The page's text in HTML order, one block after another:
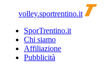
volley.sportrentino.it
SporTrentino.it
Chi siamo
Affiliazione
Pubblicità